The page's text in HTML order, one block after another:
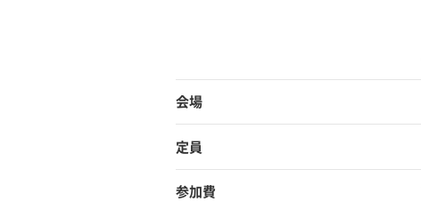
会場
定員
参加費